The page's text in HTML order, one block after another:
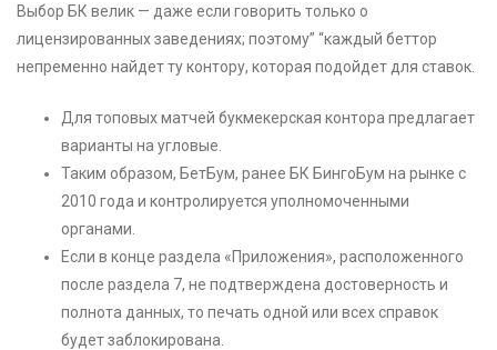
Выбор БК велик — даже если говорить только о
лицензированных заведениях; поэтому” “каждый беттор
непременно найдет ту контору, которая подойдет для ставок.
Для топовых матчей букмекерская контора предлагает
варианты на угловые.
Таким образом, БетБум, ранее БК БингоБум на рынке с
2010 года и контролируется уполномоченными
органами.
Если в конце раздела «Приложения», расположенного
после раздела 7, не подтверждена достоверность и
полнота данных, то печать одной или всех справок
будет заблокирована.